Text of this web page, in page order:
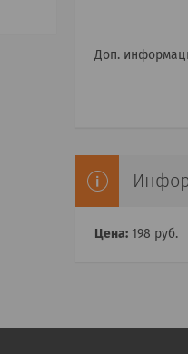
Доп.
Цена: 198 руб.